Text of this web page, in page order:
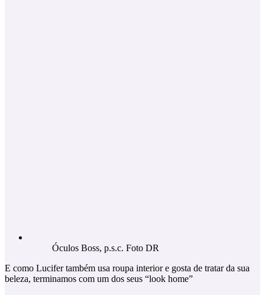
Óculos Boss, p.s.c. Foto DR
E como Lucifer também usa roupa interior e gosta de tratar da sua
beleza, terminamos com um dos seus “look home”